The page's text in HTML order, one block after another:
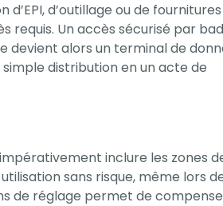
d’outillage ou de fournitures
requis. Un accès sécurisé par
devient alors un terminal de
distribution en un acte de
inclure les zones
sans risque, même lors
de réglage permet de